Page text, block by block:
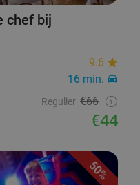
chef bij
9.6
16 min.
Regulier €66
€44
50%